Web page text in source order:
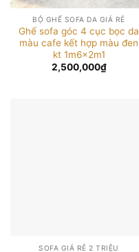
BỘ GHẾ SOFA DA GIÁ RẺ
Ghế sofa góc 4 cục bọc da
màu cafe kết hợp màu đen
kt 1m6x2m1
2,500,000₫
SOFA GIÁ RẺ 2 TRIỆU